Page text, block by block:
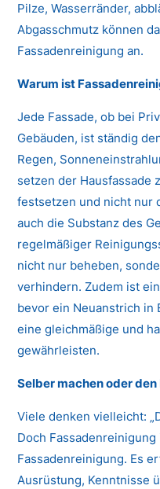
Pilze, Wasserränder,
Abgasschmutz können
Fassadenreinigung an.
Warum ist
Jede Fassade, ob bei
Gebäuden, ist ständig
Regen,
setzen der Hausfassade
festsetzen und nicht nur
auch die Substanz des
regelmäßiger
nicht nur beheben,
verhindern. Zudem ist
bevor ein Neuanstrich in
eine gleichmäßige und
gewährleisten.
Selber machen oder
Viele denken vielleicht:
Doch
Fassadenreinigung. Es
Ausrüstung, Kenntnisse